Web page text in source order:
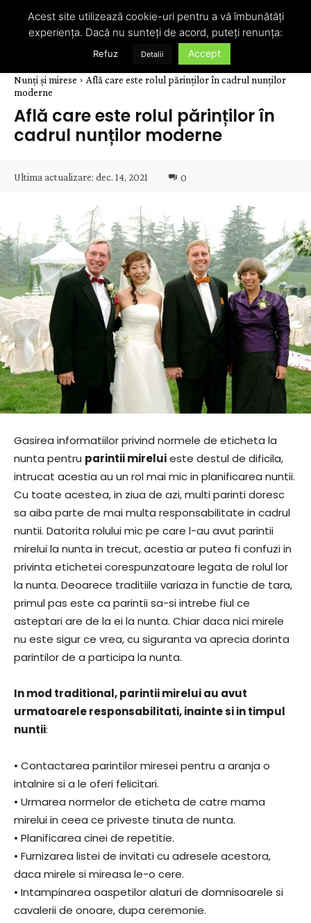
Nunți și mirese
Află care este rolul părinților în cadrul nunților
moderne
Află care este rolul părinților în
cadrul nunților moderne
Ultima actualizare: dec. 14, 2021 0
Gasirea informatiilor privind normele de eticheta la
nunta pentru parintii mireluieste destul de dificila,
intrucat acestia au un rol mai mic in planificarea nuntii.
Cu toate acestea, in ziua de azi, multi parinti doresc
sa aiba parte de mai multa responsabilitate in cadrul
nuntii. Datorita rolului mic pe care l-au avut parintii
mirelui la nunta in trecut, acestia ar putea fi confuzi in
privinta etichetei corespunzatoare legata de rolul lor
la nunta. Deoarece traditiile variaza in functie de tara,
primul pas este ca parintii sa-si intrebe fiul ce
asteptari are de la ei la nunta. Chiar daca nici mirele
nu este sigur ce vrea, cu siguranta va aprecia dorinta
parintilor de a participa la nunta.
In mod traditional, parintii mirelui au avut
urmatoarele responsabilitati, inainte si in timpul
nuntii:
• Contactarea parintilor miresei pentru a aranja o
intalnire si a le oferi felicitari.
• Urmarea normelor de eticheta de catre mama
mirelui in ceea ce priveste tinuta de nunta.
• Planificarea cinei de repetitie.
• Furnizarea listei de invitati cu adresele acestora,
daca mirele si mireasa le-o cere.
• Intampinarea oaspetilor alaturi de domnisoarele si
cavalerii de onoare, dupa ceremonie.
Acest site utilizează cookie-uri pentru a vă îmbunătăți
experiența. Dacă nu sunteți de acord, puteți renunța:
Refuz Detalii Accept